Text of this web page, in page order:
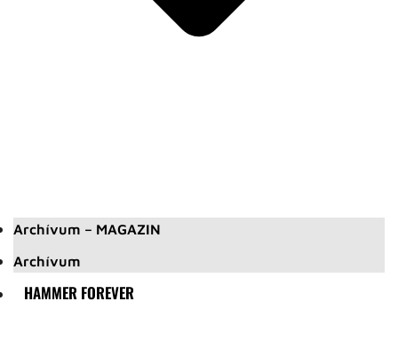
Archívum – MAGAZIN
Archívum
HAMMER FOREVER